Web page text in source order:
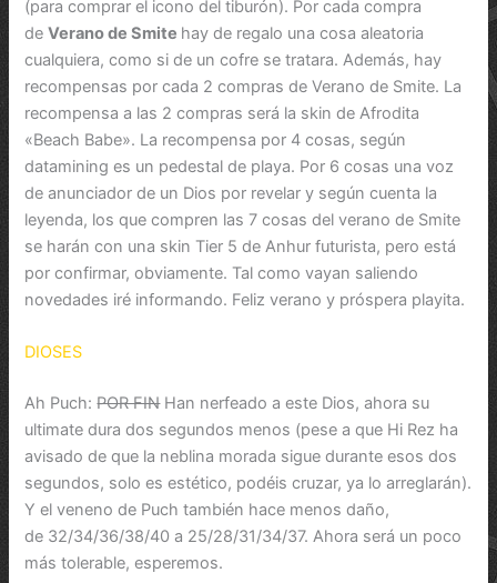
(para comprar el icono del tiburón). Por cada compra
deVerano de Smite hay de regalo una cosa aleatoria
cualquiera, como si de un cofre se tratara. Además, hay
recompensas por cada 2 compras de Verano de Smite. La
recompensa a las 2 compras será la skin de Afrodita
«Beach Babe». La recompensa por 4 cosas, según
datamining es un pedestal de playa. Por 6 cosas una voz
de anunciador de un Dios por revelar y según cuenta la
leyenda, los que compren las 7 cosas del verano de Smite
se harán con una skin Tier 5 de Anhur futurista, pero está
por confirmar, obviamente. Tal como vayan saliendo
novedades iré informando. Feliz verano y próspera playita.
DIOSES
Ah Puch:POR FINHan nerfeado a este Dios, ahora su
ultimate dura dos segundos menos (pese a que Hi Rez ha
avisado de que la neblina morada sigue durante esos dos
segundos, solo es estético, podéis cruzar, ya lo arreglarán).
Y el veneno de Puch también hace menos daño,
de 32/34/36/38/40 a 25/28/31/34/37. Ahora será un poco
más tolerable, esperemos.